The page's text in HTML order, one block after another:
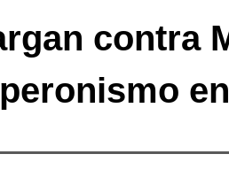
contra